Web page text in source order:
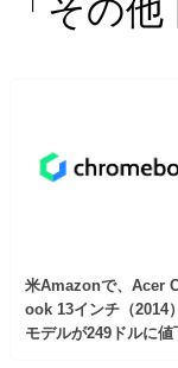
「その
米Amazonで、Acer
ook 13インチ（2014
モデルが249ドルに値